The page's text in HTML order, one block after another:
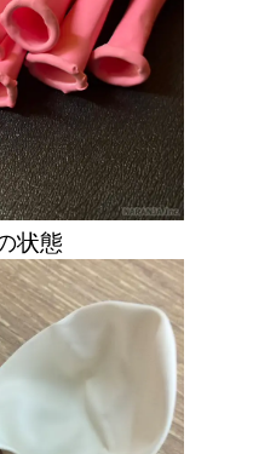
状態